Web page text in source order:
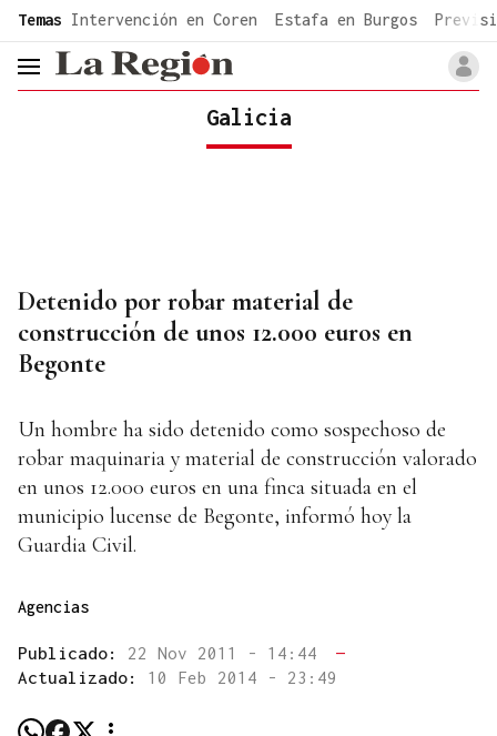
common.go-to-content
Temas Intervención en Coren Estafa en Burgos
header.menu.open
Galicia
Detenido por robar material de
construcción de unos 12.000 euros en
Begonte
Un hombre ha sido detenido como sospechoso de
robar maquinaria y material de construcción valorado
en unos 12.000 euros en una finca situada en el
municipio lucense de Begonte, informó hoy la
Guardia Civil.
Agencias
Publicado: 22 Nov 2011 - 14:44
—
Actualizado: 10 Feb 2014 - 23:49